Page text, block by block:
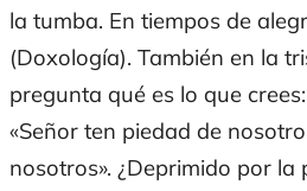
la tumba. En tiempos de
(Doxología). También en la
pregunta qué es lo que
«Señor ten piedad de
nosotros». ¿Deprimido por la